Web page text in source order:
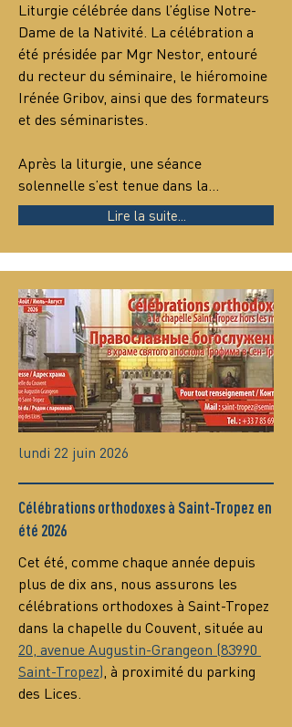
Liturgie célébrée dans l’église Notre-
Dame de la Nativité. La célébration a
été présidée par Mgr Nestor, entouré
du recteur du séminaire, le hiéromoine
Irénée Gribov, ainsi que des formateurs
et des séminaristes.
Après la liturgie, une séance
solennelle s’est tenue dans la…
Lire la suite...
lundi 22 juin 2026
Célébrations orthodoxes à Saint-Tropez en
été 2026
Cet été, comme chaque année depuis
plus de dix ans, nous assurons les
célébrations orthodoxes à Saint-Tropez
dans la chapelle du Couvent, située au
20, avenue Augustin-Grangeon (83990
Saint-Tropez), à proximité du parking
des Lices.